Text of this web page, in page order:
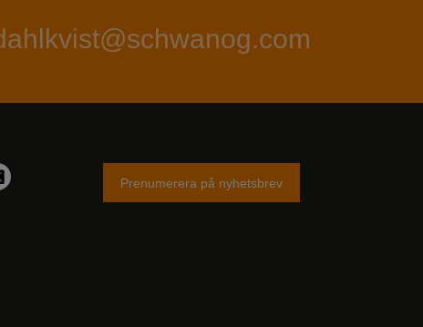
Prenumerera på nyhetsbrev